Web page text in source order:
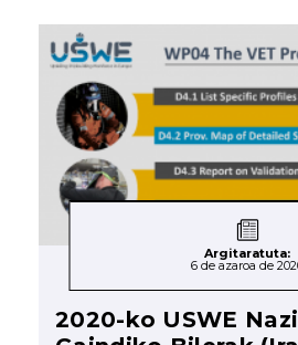
Argitaratuta:
6 de azaroa de
2020-ko USWE